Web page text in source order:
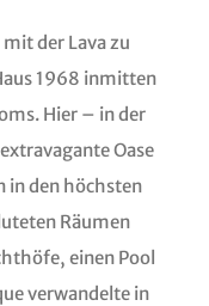
der Lava zu
1968 inmitten
Hier – in der
Oase
in den höchsten
Räumen
einen Pool
verwandelte in